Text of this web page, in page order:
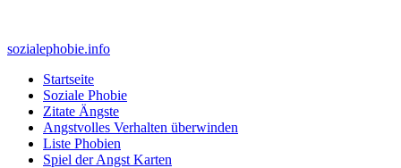
sozialephobie.info
Startseite
Soziale Phobie
Zitate Ängste
Angstvolles Verhalten überwinden
Liste Phobien
Spiel der Angst Karten